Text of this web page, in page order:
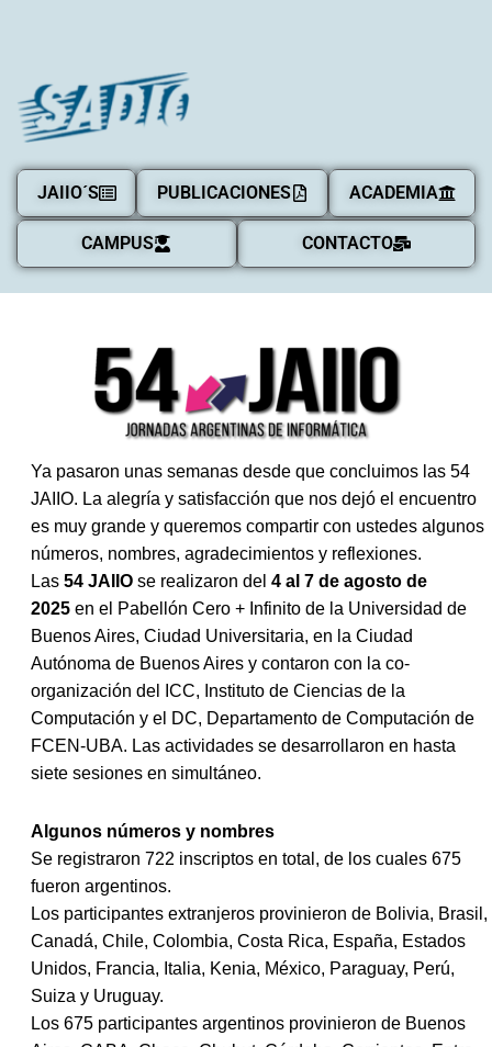
JAIIO´S PUBLICACIONES ACADEMIA
CAMPUS CONTACTO
Ya pasaron unas semanas desde que concluimos las 54
JAIIO. La alegría y satisfacción que nos dejó el encuentro
es muy grande y queremos compartir con ustedes algunos
números, nombres, agradecimientos y reflexiones.
Las 54 JAIIO se realizaron del 4 al 7 de agosto de
2025 en el Pabellón Cero + Infinito de la Universidad de
Buenos Aires, Ciudad Universitaria, en la Ciudad
Autónoma de Buenos Aires y contaron con la co-
organización del ICC, Instituto de Ciencias de la
Computación y el DC, Departamento de Computación de
FCEN-UBA. Las actividades se desarrollaron en hasta
siete sesiones en simultáneo.
Algunos números y nombres
Se registraron 722 inscriptos en total, de los cuales 675
fueron argentinos.
Los participantes extranjeros provinieron de Bolivia, Brasil,
Canadá, Chile, Colombia, Costa Rica, España, Estados
Unidos, Francia, Italia, Kenia, México, Paraguay, Perú,
Suiza y Uruguay.
Los 675 participantes argentinos provinieron de Buenos